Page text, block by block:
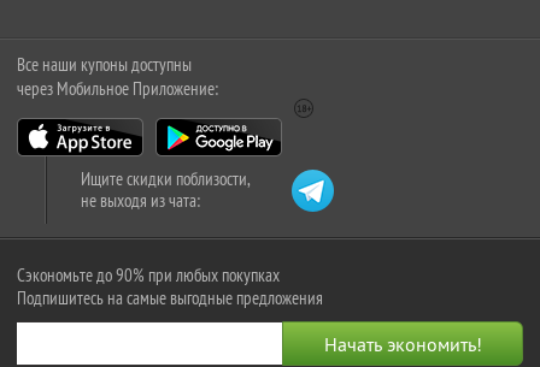
Все наши купоны доступны
через Мобильное Приложение:
Ищите скидки поблизости,
не выходя из чата:
Сэкономьте до 90% при любых покупках
Подпишитесь на самые выгодные предложения